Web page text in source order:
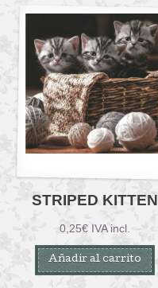
STRIPED KITTEN
0,25€ IVA incl.
Añadir al carrito